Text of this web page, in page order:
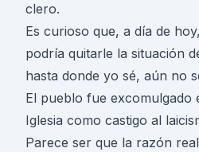
clero.
Es curioso que, a día de
podría quitarle la situación
hasta donde yo sé, aún no
El pueblo fue excomulgado
Iglesia como castigo al
Parece ser que la razón